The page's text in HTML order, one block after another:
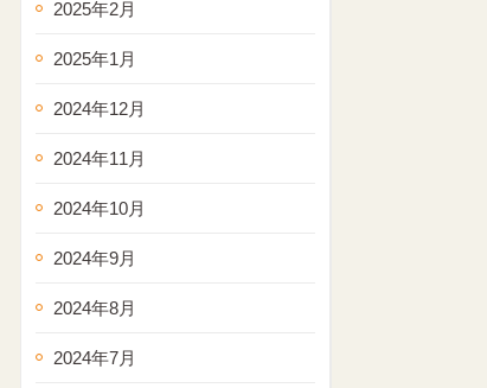
2025年2月
2025年1月
2024年12月
2024年11月
2024年10月
2024年9月
2024年8月
2024年7月